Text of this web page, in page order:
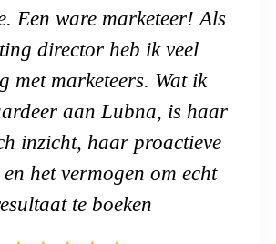
Een ware marketeer! Als
director heb ik veel
met marketeers. Wat ik
aan Lubna, is haar
inzicht, haar proactieve
het vermogen om echt
te boeken